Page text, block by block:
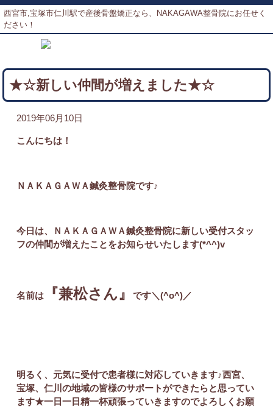
西宮市,宝塚市仁川駅で産後骨盤矯正なら、NAKAGAWA整骨院にお任せく
ださい！
★☆新しい仲間が増えました★☆
2019年06月10日
こんにちは！
ＮＡＫＡＧＡＷＡ鍼灸整骨院です♪
今日は、ＮＡＫＡＧＡＷＡ鍼灸整骨院に新しい受付スタッ
フの仲間が増えたことをお知らせいたします(*^^)v
名前は 『兼松さん』 です＼(^o^)／
明るく、元気に受付で患者様に対応していきます♪西宮、
宝塚、仁川の地域の皆様のサポートができたらと思ってい
ます★一日一日精一杯頑張っていきますのでよろしくお願